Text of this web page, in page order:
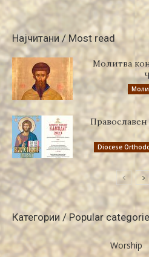
Најчитани / Most read
Молитва
Православен
Diocese
Категории / Popular
Worship